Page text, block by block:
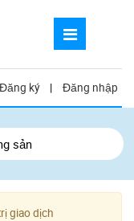
Đăng ký | Đăng nhập
sản
giao dịch